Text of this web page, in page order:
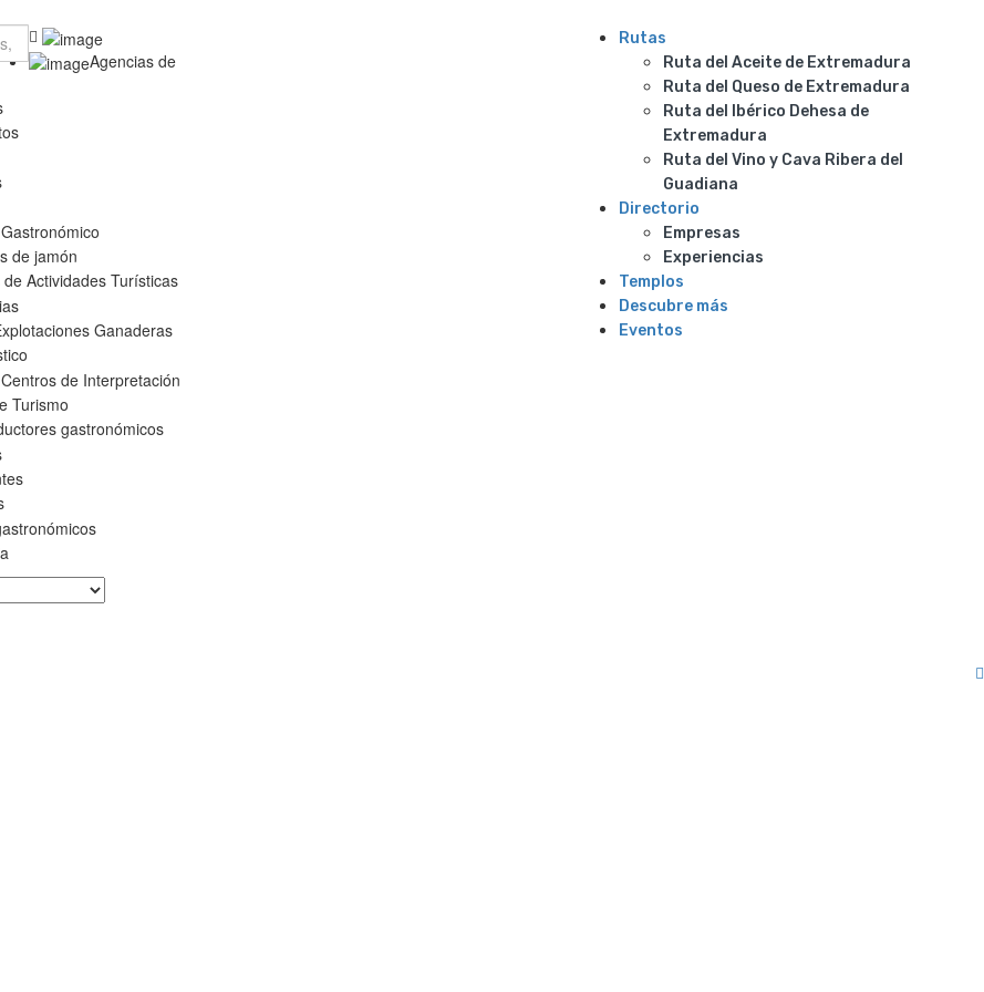
Agencias de
de jamón
Actividades Turísticas
Ganaderas
de Interpretación
Turismo
gastronómicos
Rutas
Ruta del Aceite de Extremadura
Ruta del Queso de Extremadura
Ruta del Ibérico Dehesa de
Extremadura
Ruta del Vino y Cava Ribera del
Guadiana
Directorio
Empresas
Experiencias
Templos
Descubre más
Eventos